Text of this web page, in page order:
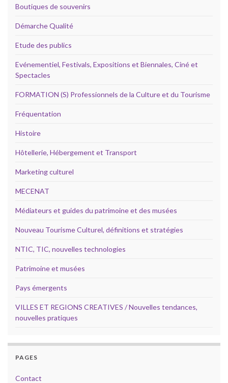
Boutiques de souvenirs
Démarche Qualité
Etude des publics
Evénementiel, Festivals, Expositions et Biennales, Ciné et
Spectacles
FORMATION (S) Professionnels de la Culture et du Tourisme
Fréquentation
Histoire
Hôtellerie, Hébergement et Transport
Marketing culturel
MECENAT
Médiateurs et guides du patrimoine et des musées
Nouveau Tourisme Culturel, définitions et stratégies
NTIC, TIC, nouvelles technologies
Patrimoine et musées
Pays émergents
VILLES ET REGIONS CREATIVES / Nouvelles tendances,
nouvelles pratiques
PAGES
Contact